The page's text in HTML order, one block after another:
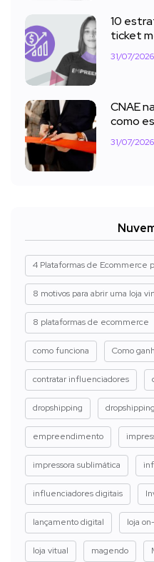
10
ticket
31/07/2026
CNAE
como
31/07/2026
4 Plataformas de Ecommerce
8 motivos para abrir uma loja
8 plataformas de ecommerce
como funciona Como
contratar influenciadores
dropshipping
empreendimento
impressora sublimática
influenciadores digitais
lançamento digital loja
loja vitual magendo